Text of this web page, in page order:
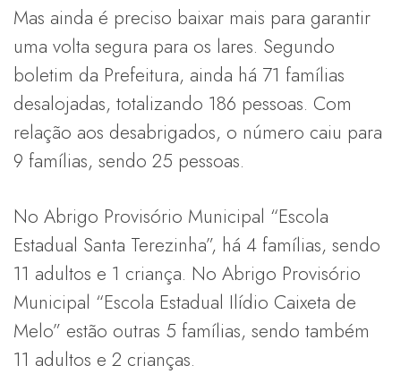
Mas ainda é preciso baixar mais para garantir
uma volta segura para os lares. Segundo
boletim da Prefeitura, ainda há 71 famílias
desalojadas, totalizando 186 pessoas. Com
relação aos desabrigados, o número caiu para
9 famílias, sendo 25 pessoas.
No Abrigo Provisório Municipal “Escola
Estadual Santa Terezinha”, há 4 famílias, sendo
11 adultos e 1 criança. No Abrigo Provisório
Municipal “Escola Estadual Ilídio Caixeta de
Melo” estão outras 5 famílias, sendo também
11 adultos e 2 crianças.